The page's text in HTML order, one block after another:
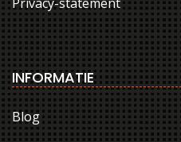
INFORMATIE
Blog